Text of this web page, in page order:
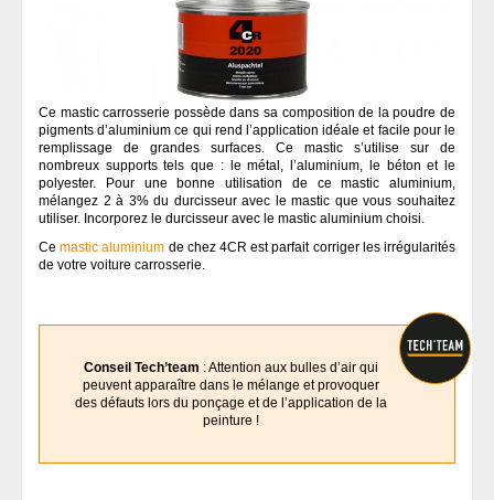
Ce mastic carrosserie possède dans sa composition de la poudre de
pigments d’aluminium ce qui rend l’application idéale et facile pour le
remplissage de grandes surfaces. Ce mastic s’utilise sur de
nombreux supports tels que : le métal, l’aluminium, le béton et le
polyester. Pour une bonne utilisation de ce mastic aluminium,
mélangez 2 à 3% du durcisseur avec le mastic que vous souhaitez
utiliser. Incorporez le durcisseur avec le mastic aluminium choisi.
Cemastic aluminium de chez 4CR est parfait corriger les irrégularités
de votre voiture carrosserie.
Conseil Tech’team : Attention aux bulles d’air qui
peuvent apparaître dans le mélange et provoquer
des défauts lors du ponçage et de l’application de la
peinture !